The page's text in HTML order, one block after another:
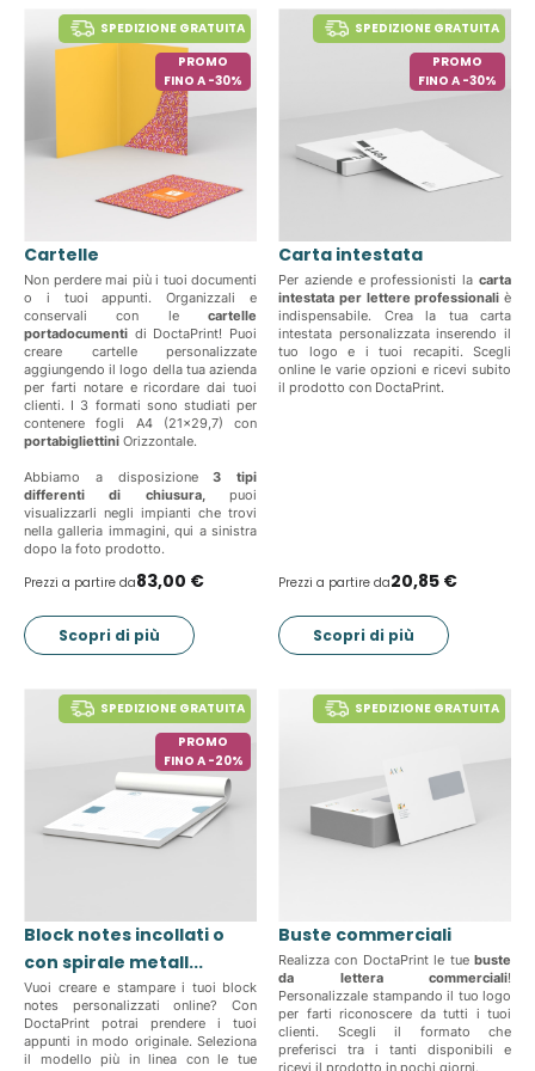
SPEDIZIONE GRATUITA
PROMO
FINO A -30%
Cartelle
Non perdere mai più i tuoi documenti
o i tuoi appunti. Organizzali e
conservali con lecartelle
portadocumenti di DoctaPrint! Puoi
creare cartelle personalizzate
aggiungendo il logo della tua azienda
per farti notare e ricordare dai tuoi
clienti. I 3 formati sono studiati per
contenere fogli A4 (21x29,7) con
portabigliettini Orizzontale.
Abbiamo a disposizione3 tipi
differenti di chiusura, puoi
visualizzarli negli impianti che trovi
nella galleria immagini, qui a sinistra
dopo la foto prodotto.
Prezzi a partire da83,00 €
Scopri di più
SPEDIZIONE GRATUITA
PROMO
FINO A -30%
Carta intestata
Per aziende e professionisti la carta
intestata per lettere professionali è
indispensabile. Crea la tua carta
intestata personalizzata inserendo il
tuo logo e i tuoi recapiti. Scegli
online le varie opzioni e ricevi subito
il prodotto con DoctaPrint.
Prezzi a partire da20,85 €
Scopri di più
SPEDIZIONE GRATUITA
PROMO
FINO A -20%
Block notes incollati o
con spirale metall...
Vuoi creare e stampare i tuoi block
notes personalizzati online? Con
DoctaPrint potrai prendere i tuoi
appunti in modo originale. Seleziona
il modello più in linea con le tue
SPEDIZIONE GRATUITA
Buste commerciali
Realizza con DoctaPrint le tue buste
da lettera commerciali!
Personalizzale stampando il tuo logo
per farti riconoscere da tutti i tuoi
clienti. Scegli il formato che
preferisci tra i tanti disponibili e
ricevi il prodotto in pochi giorni.